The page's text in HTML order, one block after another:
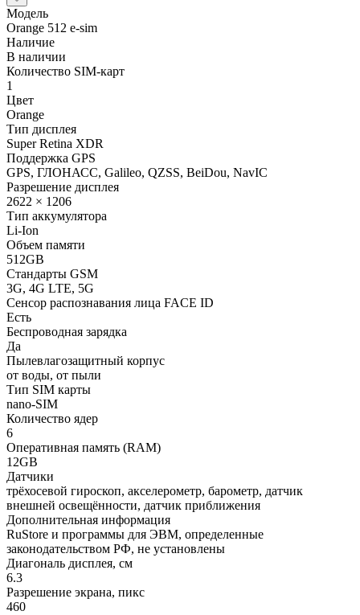
Модель
Orange 512 e-sim
Наличие
В наличии
Количество SIM-карт
1
Цвет
Orange
Тип дисплея
Super Retina XDR
Поддержка GPS
GPS, ГЛОНАСС, Galileo, QZSS, BeiDou, NavIC
Разрешение дисплея
2622 × 1206
Тип аккумулятора
Li-Ion
Объем памяти
512GB
Стандарты GSM
3G, 4G LTE, 5G
Сенсор распознавания лица FACE ID
Есть
Беспроводная зарядка
Да
Пылевлагозащитный корпус
от воды, от пыли
Тип SIM карты
nano-SIM
Количество ядер
6
Оперативная память (RAM)
12GB
Датчики
трёхосевой гироскоп, акселерометр, барометр, датчик
внешней освещённости, датчик приближения
Дополнительная информация
RuStore и программы для ЭВМ, определенные
законодательством РФ, не установлены
Диагональ дисплея, см
6.3
Разрешение экрана, пикс
460